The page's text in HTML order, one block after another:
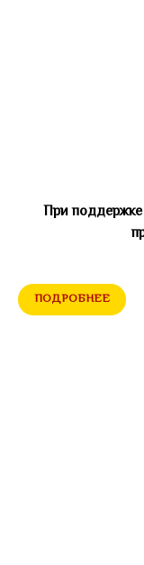
При
ПОДРОБНЕЕ